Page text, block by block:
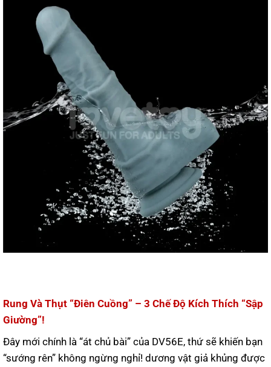
Rung Và Thụt “Điên Cuồng” – 3 Chế Độ Kích Thích “Sập
Giường”!
Đây mới chính là “át chủ bài” của DV56E, thứ sẽ khiến bạn
“sướng rên” không ngừng nghỉ! dương vật giả khủng được